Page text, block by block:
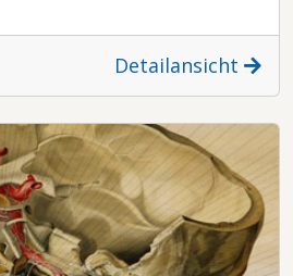
Detailansicht